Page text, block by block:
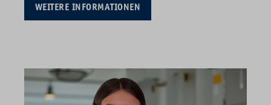
WEITERE INFORMATIONEN